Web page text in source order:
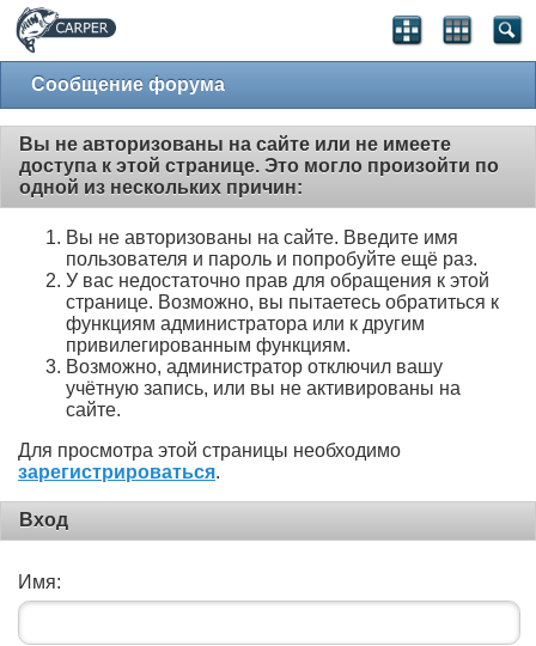
Сообщение форума
Вы не авторизованы на сайте или не имеете
доступа к этой странице. Это могло произойти по
одной из нескольких причин:
Вы не авторизованы на сайте. Введите имя
пользователя и пароль и попробуйте ещё раз.
У вас недостаточно прав для обращения к этой
странице. Возможно, вы пытаетесь обратиться к
функциям администратора или к другим
привилегированным функциям.
Возможно, администратор отключил вашу
учётную запись, или вы не активированы на
сайте.
Для просмотра этой страницы необходимо
зарегистрироваться.
Вход
Имя: